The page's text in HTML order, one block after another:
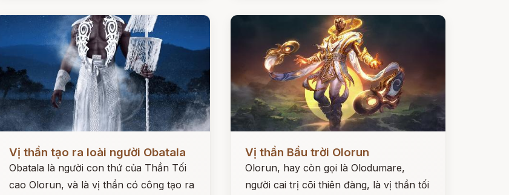
Đọc ngay
Vị thần tạo ra loài người Obatala
Obatala là người con thứ của Thần Tối
cao Olorun, và là vị thần có công tạo ra
Đọc ngay
Vị thần Bầu trời Olorun
Olorun, hay còn gọi là Olodumare,
người cai trị cõi thiên đàng, là vị thần tối